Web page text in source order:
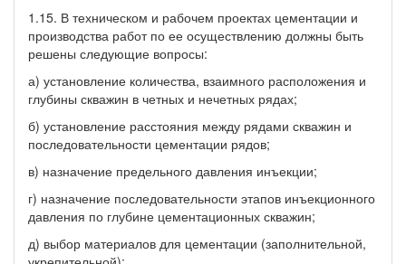
1.15. В техническом и рабочем проектах цементации и
производства работ по ее осуществлению должны быть
решены следующие вопросы:
а) установление количества, взаимного расположения и
глубины скважин в четных и нечетных рядах;
б) установление расстояния между рядами скважин и
последовательности цементации рядов;
в) назначение предельного давления инъекции;
г) назначение последовательности этапов инъекционного
давления по глубине цементационных скважин;
д) выбор материалов для цементации (заполнительной,